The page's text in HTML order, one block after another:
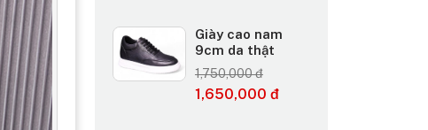
Giày cao nam
9cm da thật
1,750,000 đ
1,650,000 đ